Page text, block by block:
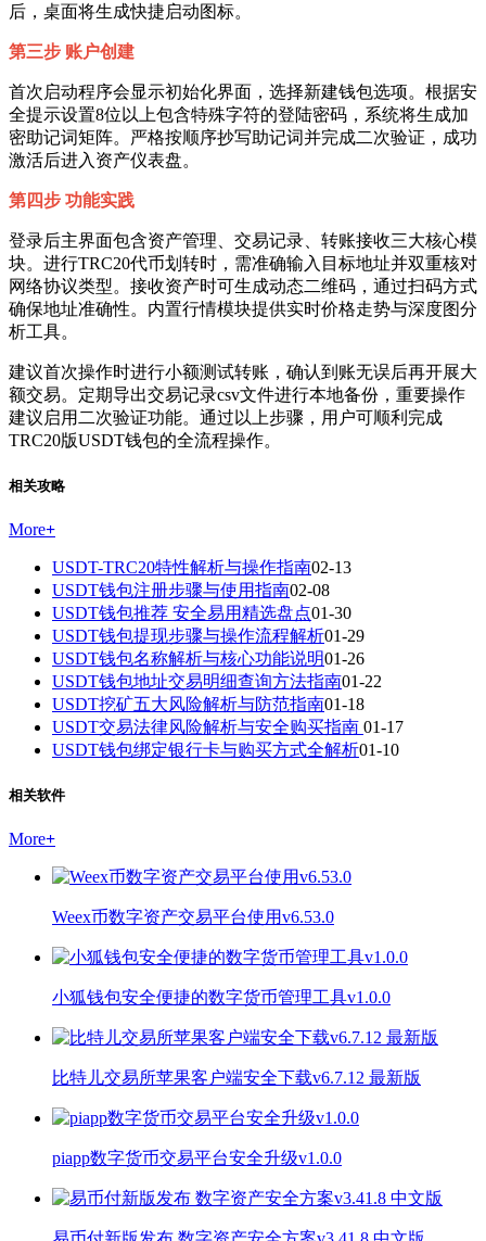
后，桌面将生成快捷启动图标。
第三步 账户创建
首次启动程序会显示初始化界面，选择新建钱包选项。根据安
全提示设置8位以上包含特殊字符的登陆密码，系统将生成加
密助记词矩阵。严格按顺序抄写助记词并完成二次验证，成功
激活后进入资产仪表盘。
第四步 功能实践
登录后主界面包含资产管理、交易记录、转账接收三大核心模
块。进行TRC20代币划转时，需准确输入目标地址并双重核对
网络协议类型。接收资产时可生成动态二维码，通过扫码方式
确保地址准确性。内置行情模块提供实时价格走势与深度图分
析工具。
建议首次操作时进行小额测试转账，确认到账无误后再开展大
额交易。定期导出交易记录csv文件进行本地备份，重要操作
建议启用二次验证功能。通过以上步骤，用户可顺利完成
TRC20版USDT钱包的全流程操作。
相关攻略
More+
USDT-TRC20特性解析与操作指南02-13
USDT钱包注册步骤与使用指南02-08
USDT钱包推荐 安全易用精选盘点01-30
USDT钱包提现步骤与操作流程解析01-29
USDT钱包名称解析与核心功能说明01-26
USDT钱包地址交易明细查询方法指南01-22
USDT挖矿五大风险解析与防范指南01-18
USDT交易法律风险解析与安全购买指南 01-17
USDT钱包绑定银行卡与购买方式全解析01-10
相关软件
More+
Weex币数字资产交易平台使用v6.53.0
小狐钱包安全便捷的数字货币管理工具v1.0.0
比特儿交易所苹果客户端安全下载v6.7.12 最新版
piapp数字货币交易平台安全升级v1.0.0